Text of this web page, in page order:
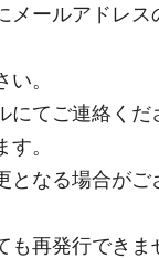
メールアドレス
。
にてご連絡くだ
。
となる場合がご
も再発行できま